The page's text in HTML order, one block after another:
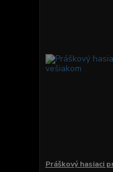
Práškový hasiaci